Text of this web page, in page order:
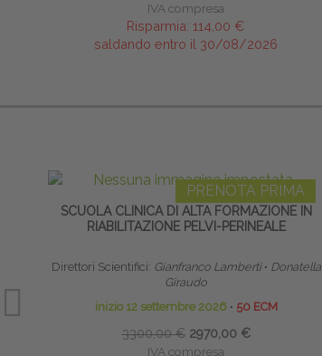
IVA compresa
Risparmia: 114,00 €
saldando entro il 30/08/2026
PRENOTA PRIMA
SCUOLA CLINICA DI ALTA FORMAZIONE IN
RIABILITAZIONE PELVI-PERINEALE
Direttori Scientifici: Gianfranco Lamberti ∙ Donatella
Giraudo
inizio 12 settembre 2026 ∙ 50 ECM
3300,00 € 2970,00 €
IVA compresa